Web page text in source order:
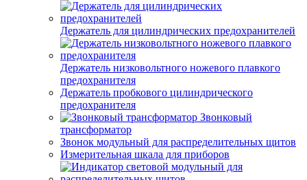
Держатель для цилиндрических предохранителей
Держатель низковольтного ножевого плавкого
предохранителя
Держатель пробкового цилиндрического
предохранителя
Звонковый
трансформатор
Звонок модульный для распределительных щитов
Измерительная шкала для приборов